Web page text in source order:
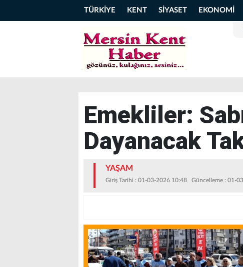
TÜRKİYE KENT SİYASET EKONOMİ
Emekliler:
Dayanacak
YAŞAM
Giriş Tarihi : 01-03-2026 10:48 Güncelleme : 01-